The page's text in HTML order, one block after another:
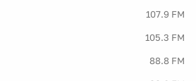
107.9 FM
105.3 FM
88.8 FM